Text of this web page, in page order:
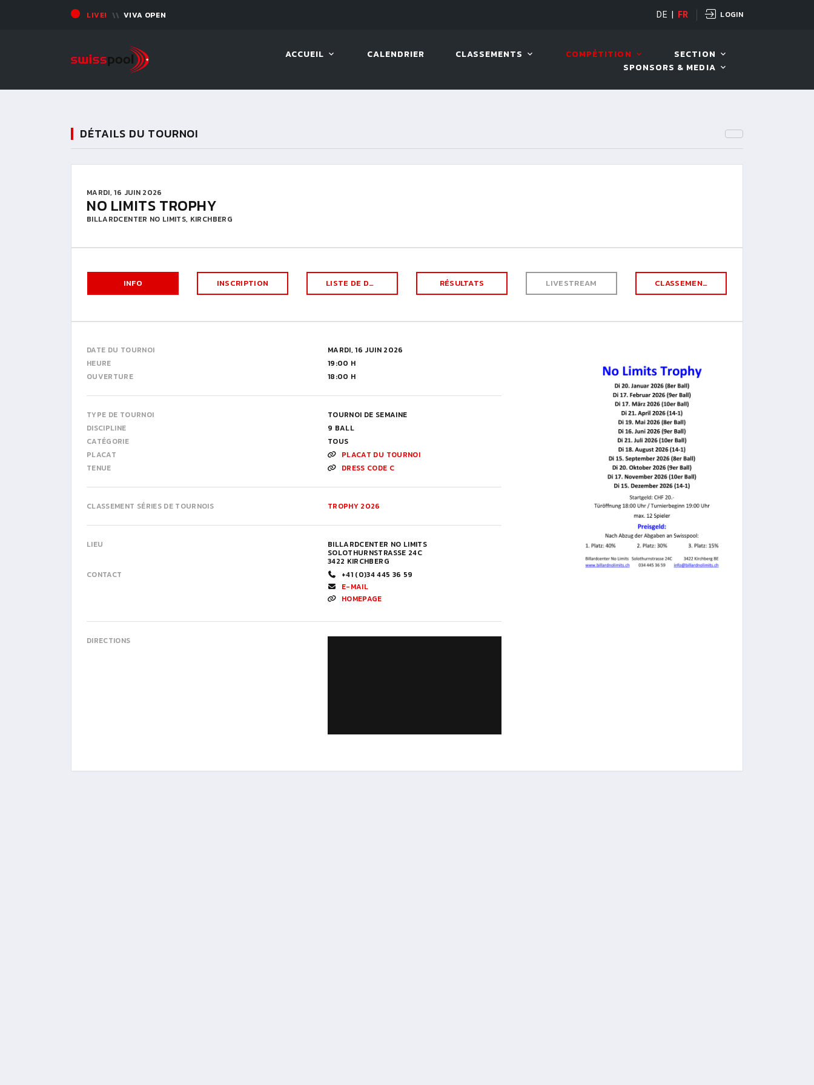
LIVE! VIVA OPEN LIVE! VIVA OPEN
DE FR LOGIN
ACCUEIL CALENDRIER CLASSEMENTS COMPÉTITION
SECTION
SPONSORS & MEDIA
DÉTAILS DU TOURNOI
MARDI, 16 JUIN 2026
NO LIMITS TROPHY
BILLARDCENTER NO LIMITS, KIRCHBERG
INFO INSCRIPTION LISTE DE DÉPART RÉSULTATS LIVESTREAM CLASSEMENT
DATE DU TOURNOI
MARDI, 16 JUIN 2026
HEURE
19:00 H
OUVERTURE
18:00 H
TYPE DE TOURNOI
TOURNOI DE SEMAINE
DISCIPLINE
9 BALL
CATÉGORIE
TOUS
PLACAT
PLACAT DU TOURNOI
TENUE
DRESS CODE C
CLASSEMENT SÉRIES DE TOURNOIS TROPHY 2026
LIEU BILLARDCENTER NO LIMITS
SOLOTHURNSTRASSE 24C
3422 KIRCHBERG
CONTACT
+41 (0)34 445 36 59
E-MAIL
HOMEPAGE
DIRECTIONS